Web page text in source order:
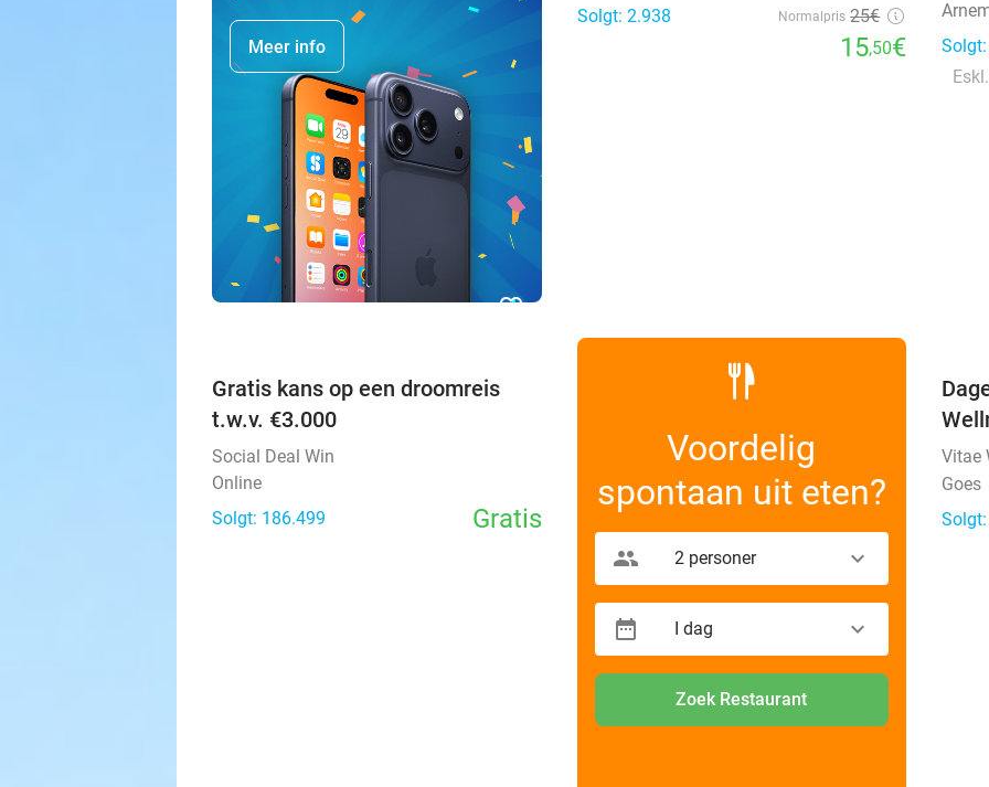
Meer info 15,50€
t.w.v. €3.000
Social Deal Win
Online
Solgt: 186.499
spontaan uit eten?
2 personer
I dag
Zoek Restaurant
Vitae
Goes
Solgt: